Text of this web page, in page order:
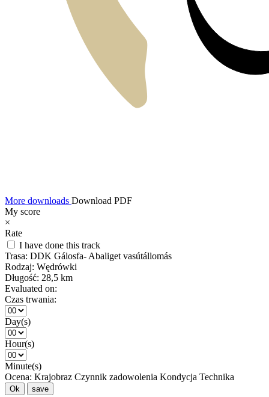
More downloads Download PDF
My score
×
Rate
I have done this track
Trasa: DDK Gálosfa- Abaliget vasútállomás
Rodzaj: Wędrówki
Długość: 28,5 km
Evaluated on:
Czas trwania:
Day(s)
Hour(s)
Minute(s)
Ocena: Krajobraz Czynnik zadowolenia Kondycja Technika
Ok save